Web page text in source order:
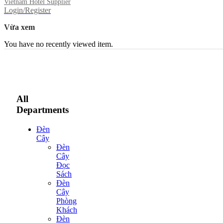
Vietnam Hotel Supplier
Login/Register
Vừa xem
You have no recently viewed item.
All
Departments
Đèn
Cây
Đèn
Cây
Đọc
Sách
Đèn
Cây
Phòng
Khách
Đèn